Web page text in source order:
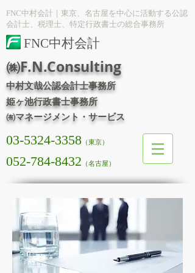
FNC中村会計｜東京、名古屋を中心に活動する公認
会計士、税理士、特定行政書士の総合事務所
FNC中村会計
㈱F.N.Consulting
中村文哉公認会計士事務所
姫ヶ池行政書士事務所
㈲マネージメント・サービス
03-5324-3358 （東京）
052-784-8432 （名古屋）